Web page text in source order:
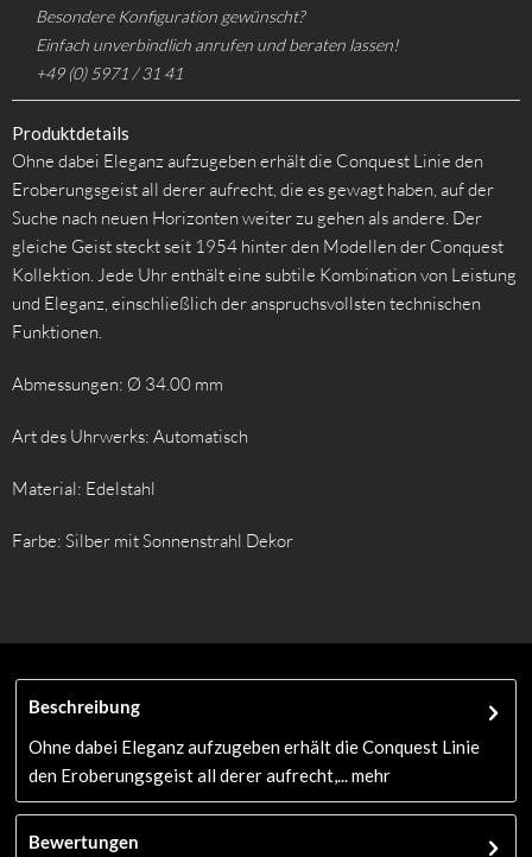
Besondere Konfiguration gewünscht?
Einfach unverbindlich anrufen und beraten lassen!
+49 (0) 5971 / 31 41
Produktdetails
Ohne dabei Eleganz aufzugeben erhält die Conquest Linie den
Eroberungsgeist all derer aufrecht, die es gewagt haben, auf der
Suche nach neuen Horizonten weiter zu gehen als andere. Der
gleiche Geist steckt seit 1954 hinter den Modellen der Conquest
Kollektion. Jede Uhr enthält eine subtile Kombination von Leistung
und Eleganz, einschließlich der anspruchsvollsten technischen
Funktionen.
Abmessungen: Ø 34.00 mm
Art des Uhrwerks: Automatisch
Material: Edelstahl
Farbe: Silber mit Sonnenstrahl Dekor
Beschreibung
Ohne dabei Eleganz aufzugeben erhält die Conquest Linie
den Eroberungsgeist all derer aufrecht,...
mehr
Bewertungen